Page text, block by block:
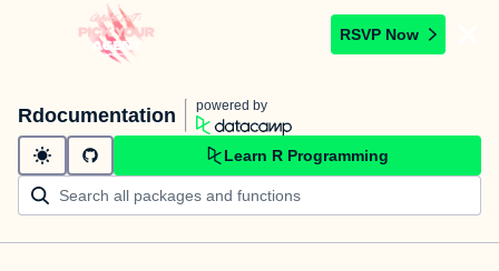
RSVP Now
Rdocumentation powered by
Learn R Programming